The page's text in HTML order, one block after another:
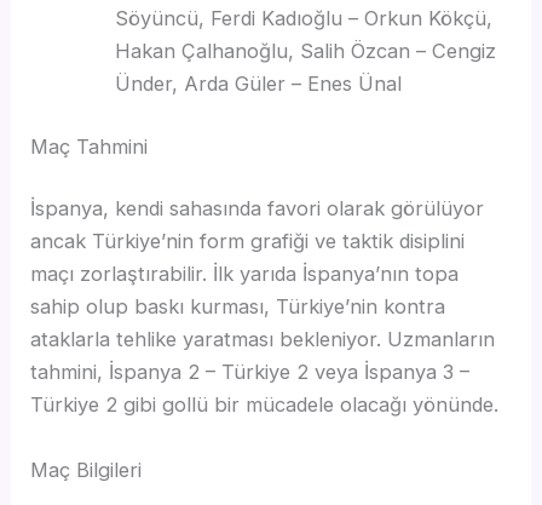
Söyüncü, Ferdi Kadıoğlu – Orkun Kökçü,
Hakan Çalhanoğlu, Salih Özcan – Cengiz
Ünder, Arda Güler – Enes Ünal
Maç Tahmini
İspanya, kendi sahasında favori olarak görülüyor
ancak Türkiye’nin form grafiği ve taktik disiplini
maçı zorlaştırabilir. İlk yarıda İspanya’nın topa
sahip olup baskı kurması, Türkiye’nin kontra
ataklarla tehlike yaratması bekleniyor. Uzmanların
tahmini, İspanya 2 – Türkiye 2 veya İspanya 3 –
Türkiye 2 gibi gollü bir mücadele olacağı yönünde.
Maç Bilgileri